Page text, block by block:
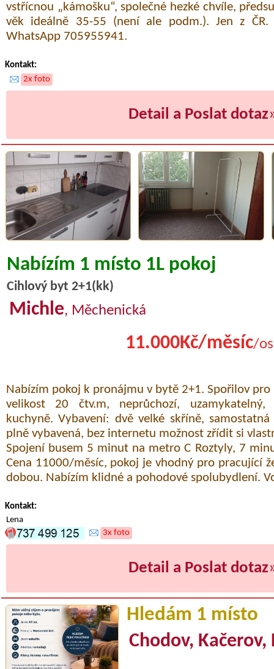
vstřícnou „kámošku“, společné hezké chvíle,
věk ideálně 35-55 (není ale podm.). Jen z
WhatsApp 705955941.
Kontakt:
2x foto
Detail a Poslat dotaz
Nabízím 1 místo 1L pokoj
Cihlový byt 2+1(kk)
Michle, Měchenická
11.000Kč/měsíc/
Nabízím pokoj k pronájmu v bytě 2+1. Spořilov
velikost 20 čtv.m, neprůchozí,
kuchyně. Vybavení: dvě velké skříně,
plně vybavená, bez internetu možnost zřídit si
Spojení busem 5 minut na metro C Roztyly, 7
Cena 11000/měsíc, pokoj je vhodný pro pracující
dobou. Nabízím klidné a pohodové spolubydlení.
Kontakt:
Lena
3x foto
Detail a Poslat dotaz
Hledám 1 místo
Chodov,